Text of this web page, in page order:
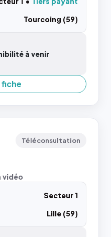
Tourcoing (59)
à venir
fiche
Téléconsultation
vidéo
Secteur 1
Lille (59)